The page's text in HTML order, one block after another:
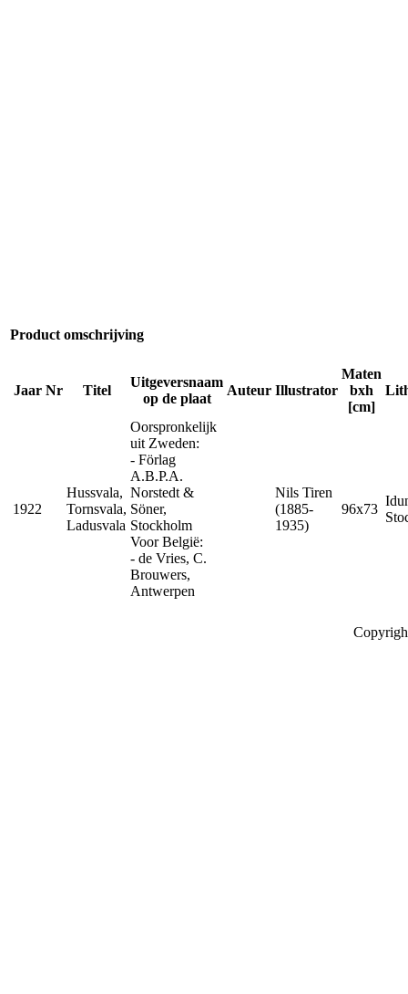
Product omschrijving
Jaar Nr Titel
Uitgeversnaam
op de plaat
Auteur Illustrator
Maten
bxh
[cm]
1922
Hussvala,
Tornsvala,
Ladusvala
Oorspronkelijk
uit Zweden:
- Förlag
A.B.P.A.
Norstedt &
Söner,
Stockholm
Voor België:
- de Vries, C.
Brouwers,
Antwerpen
Nils Tiren
(1885-
1935)
96x73